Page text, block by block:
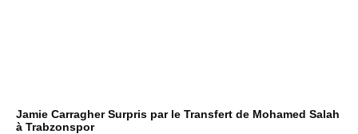
Jamie Carragher Surpris par le Transfert de Mohamed Salah
à Trabzonspor